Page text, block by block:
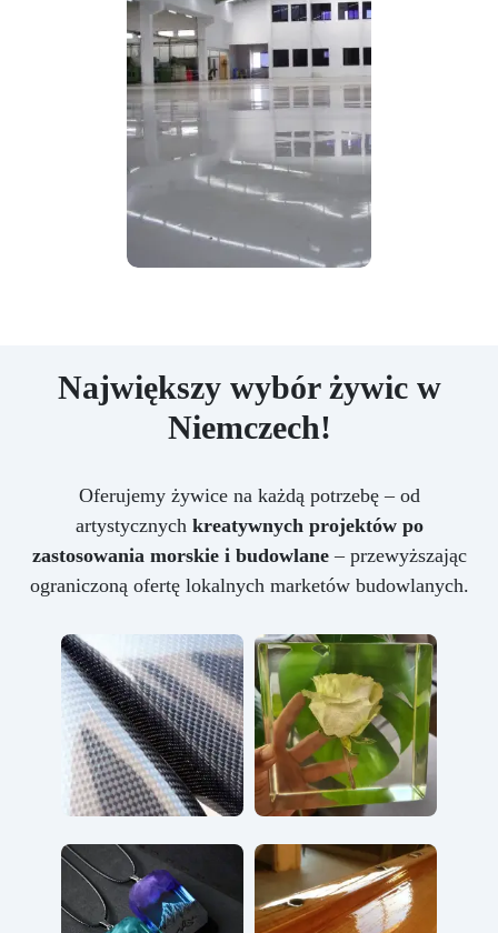
Największy wybór żywic w
Niemczech!
Oferujemy żywice na każdą potrzebę – od
artystycznych kreatywnych projektów po
zastosowania morskie i budowlane– przewyższając
ograniczoną ofertę lokalnych marketów budowlanych.